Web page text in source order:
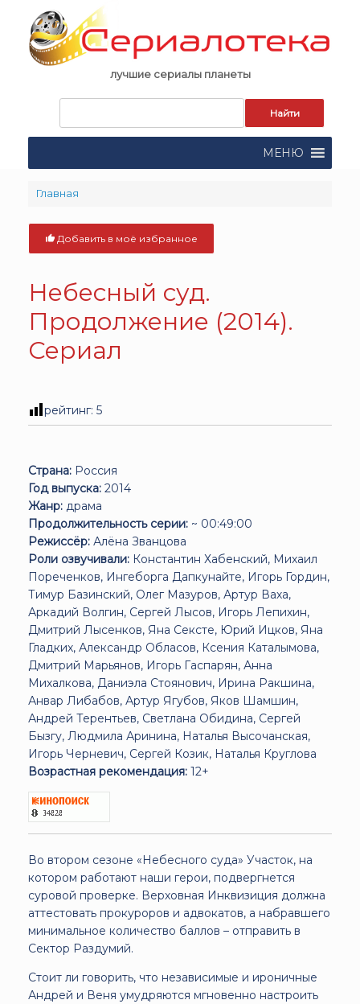
content
лучшие сериалы планеты
поиска:
МЕНЮ
Главная
Добавить в моё избранное
Небесный суд.
Продолжение (2014).
Сериал
рейтинг: 5
Страна: Россия
Год выпуска: 2014
Жанр: драма
Продолжительность серии: ~ 00:49:00
Режиссёр: Алёна Званцова
Роли озвучивали: Константин Хабенский, Михаил
Пореченков, Ингеборга Дапкунайте, Игорь Гордин,
Тимур Базинский, Олег Мазуров, Артур Ваха,
Аркадий Волгин, Сергей Лысов, Игорь Лепихин,
Дмитрий Лысенков, Яна Сексте, Юрий Ицков, Яна
Гладких, Александр Обласов, Ксения Каталымова,
Дмитрий Марьянов, Игорь Гаспарян, Анна
Михалкова, Даниэла Стоянович, Ирина Ракшина,
Анвар Либабов, Артур Ягубов, Яков Шамшин,
Андрей Терентьев, Светлана Обидина, Сергей
Бызгу, Людмила Аринина, Наталья Высочанская,
Игорь Черневич, Сергей Козик, Наталья Круглова
Возрастная рекомендация: 12+
Во втором сезоне «Небесного суда» Участок, на
котором работают наши герои, подвергнется
суровой проверке. Верховная Инквизиция должна
аттестовать прокуроров и адвокатов, а набравшего
минимальное количество баллов – отправить в
Сектор Раздумий.
Стоит ли говорить, что независимые и ироничные
Андрей и Веня умудряются мгновенно настроить